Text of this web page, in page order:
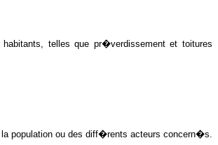
telles que pr�verdissement et toitures
population ou des diff�rents acteurs concern�s.